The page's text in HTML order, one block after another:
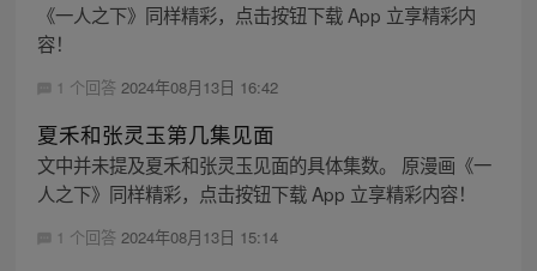
《一人之下》同样精彩，点击按钮下载 App 立享精彩内
容！
1 个回答 2024年08月13日 16:42
夏禾和张灵玉第几集见面
文中并未提及夏禾和张灵玉见面的具体集数。 原漫画《一
人之下》同样精彩，点击按钮下载 App 立享精彩内容！
1 个回答 2024年08月13日 15:14